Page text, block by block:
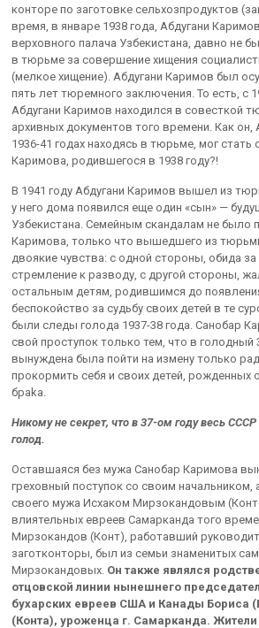
конторе по заготовке сельхозпродуктов
время, в январе 1938 года, Абдугани
верховного палача Узбекистана, давно не
в тюрьме за совершение хищения
(мелкое хищение). Абдугани Каримов был
пять лет тюремного заключения. То есть, с
Абдугани Каримов находился в совесткой
архивных документов того времени. Как он,
1936-41 годах находясь в тюрьме, мог
Каримова, родившегося в 1938 году?!
В 1941 году Абдугани Каримов вышел из
у него дома появился еще один «сын» —
Узбекистана. Семейным скандалам не было
Каримова, только что вышедшего из
двоякие чувства: с одной стороны, обида
стремление к разводу, с другой стороны,
остальным детям, родившимся до
беспокойство за судьбу своих детей в те
были следы голода 1937-38 года. Санобар
свой проступок только тем, что в голодный
вынуждена была пойти на измену только
прокормить себя и своих детей, рожденных
браkа.
Никому не секрет, что в 37-ом году весь
голод.
Оставшаяся без мужа Санобар Каримова
греховный поступок со своим начальником,
своего мужа Исхаком Мирзокандовым
влиятельных евреев Самарканда того
Мирзокандов (Конт), работавший
заготконторы, был из семьи знаменитых
Мирзокандовых. Он также являлся
отцовской линии нынешнего
бухарских евреев США и Канады Бориса
(Конта), уроженца г. Самарканда. Жители